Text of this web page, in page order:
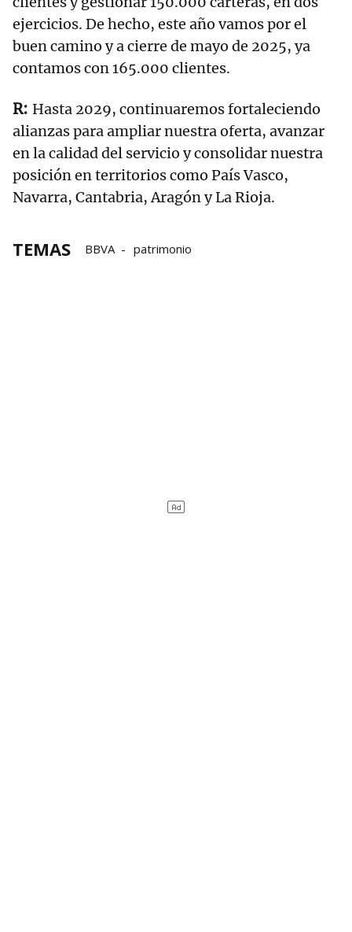
ejercicios. De hecho, este año vamos por el
buen camino y a cierre de mayo de 2025, ya
contamos con 165.000 clientes.
Hasta 2029, continuaremos fortaleciendo
alianzas para ampliar nuestra oferta, avanzar
en la calidad del servicio y consolidar nuestra
posición en territorios como País Vasco,
Navarra, Cantabria, Aragón y La Rioja.
TEMAS BBVA patrimonio